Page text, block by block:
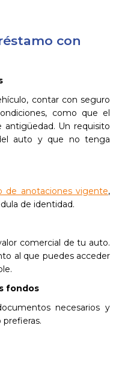
con
contar con seguro
como que el
Un requisito
auto y que no tenga
de anotaciones vigente,
de identidad.
comercial de tu auto.
al que puedes acceder
fondos
necesarios y